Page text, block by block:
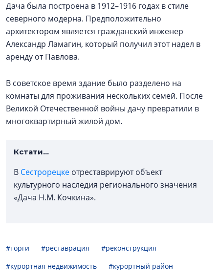
Дача была построена в 1912–1916 годах в стиле
северного модерна. Предположительно
архитектором является гражданский инженер
Александр Ламагин, который получил этот надел в
аренду от Павлова.
В советское время здание было разделено на
комнаты для проживания нескольких семей. После
Великой Отечественной войны дачу превратили в
многоквартирный жилой дом.
Кстати...
В Сестрорецке отреставрируют объект
культурного наследия регионального значения
«Дача Н.М. Кочкина».
#торги #реставрация
#реконструкция
#курортная недвижимость
#курортный район